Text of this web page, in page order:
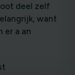
deel zelf
want
er a an